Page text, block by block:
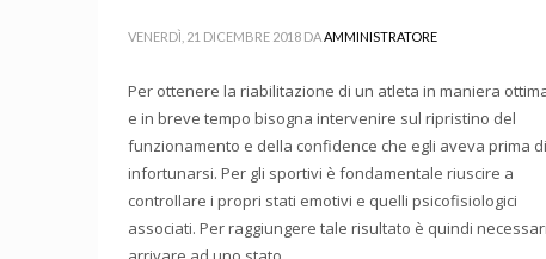
VENERDÌ, 21 DICEMBRE 2018 DAAMMINISTRATORE
Per ottenere la riabilitazione di un atleta in maniera
e in breve tempo bisogna intervenire sul ripristino del
funzionamento e della confidence che egli aveva prima di
infortunarsi. Per gli sportivi è fondamentale riuscire a
controllare i propri stati emotivi e quelli psicofisiologici
associati. Per raggiungere tale risultato è quindi